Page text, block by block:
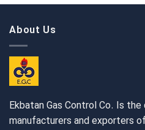
About Us
Ekbatan Gas Control Co. Is
manufacturers and exporters